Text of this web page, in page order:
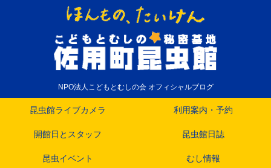
NPO法人こどもとむしの会 オフィシャルブログ
昆虫館ライブカメラ 利用案内・予約
開館日とスタッフ 昆虫館日誌
昆虫イベント むし情報